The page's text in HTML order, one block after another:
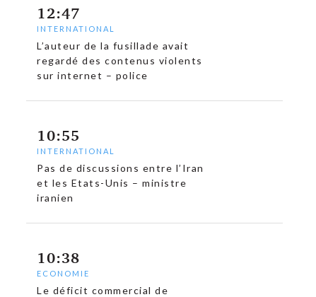
12:47
INTERNATIONAL
L’auteur de la fusillade avait
regardé des contenus violents
sur internet – police
10:55
INTERNATIONAL
Pas de discussions entre l’Iran
et les Etats-Unis – ministre
iranien
10:38
ECONOMIE
Le déficit commercial de